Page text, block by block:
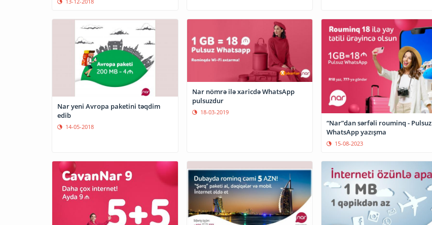
Nar yeni Avropa paketini təqdim
edib
14-05-2018
Nar nömrə ilə xaricdə WhatsApp
pulsuzdur
18-03-2019
“Nar”dan sərfəli rouminq - Pulsuz
WhatsApp yazışma
15-08-2023